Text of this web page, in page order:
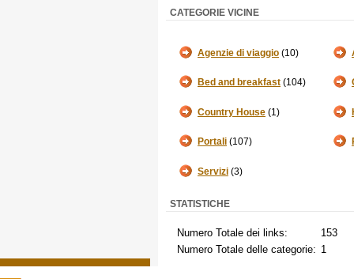
CATEGORIE VICINE
Agenzie di viaggio (10)
Bed and breakfast (104)
Country House (1)
Portali (107)
Servizi (3)
STATISTICHE
Numero Totale dei links:
153
Numero Totale delle categorie: 1